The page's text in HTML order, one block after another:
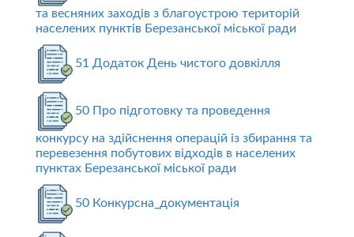
та весняних заходів з благоустрою територій
населених пунктів Березанської міської ради
51 Додаток День чистого довкілля
50 Про підготовку та проведення
конкурсу на здійснення операцій із збирання та
перевезення побутових відходів в населених
пунктах Березанської міської ради
50 Конкурсна_документація